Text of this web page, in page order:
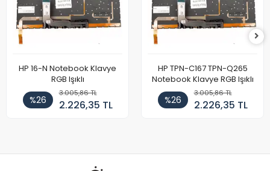
HP 16-N Notebook Klavye
RGB Işıklı
%26
3.005,86 TL
2.226,35 TL
HP TPN-C167 TPN-Q265
Notebook Klavye RGB Işıklı
%26
3.005,86 TL
2.226,35 TL